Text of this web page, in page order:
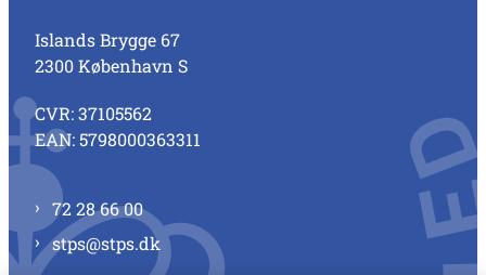
Islands Brygge 67
2300 København S
CVR: 37105562
EAN: 5798000363311
72 28 66 00
stps@stps.dk